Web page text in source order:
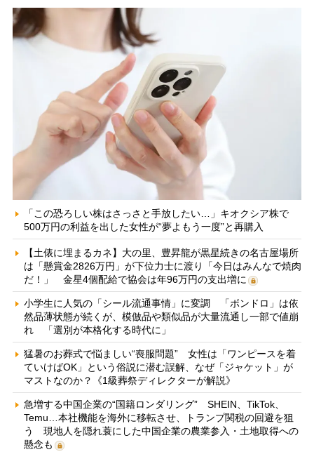
「この恐ろしい株はさっさと手放したい…」キオクシア株で
500万円の利益を出した女性が“夢よもう一度”と再購入
【土俵に埋まるカネ】大の里、豊昇龍が黒星続きの名古屋場所
は「懸賞金2826万円」が下位力士に渡り「今日はみんなで焼肉
だ！」 金星4個配給で協会は年96万円の支出増に
小学生に人気の「シール流通事情」に変調 「ボンドロ」は依
然品薄状態が続くが、模倣品や類似品が大量流通し一部で値崩
れ 「選別が本格化する時代に」
猛暑のお葬式で悩ましい“喪服問題” 女性は「ワンピースを着
ていけばOK」という俗説に潜む誤解、なぜ「ジャケット」が
マストなのか？《1級葬祭ディレクターが解説》
急増する中国企業の“国籍ロンダリング” SHEIN、TikTok、
Temu…本社機能を海外に移転させ、トランプ関税の回避を狙
う 現地人を隠れ蓑にした中国企業の農業参入・土地取得への
懸念も